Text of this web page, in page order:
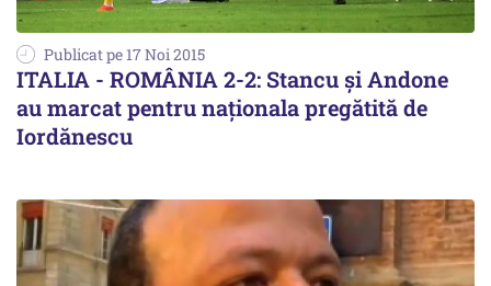
Publicat pe 17 Noi 2015
ITALIA - ROMÂNIA 2-2: Stancu și Andone
au marcat pentru naționala pregătită de
Iordănescu